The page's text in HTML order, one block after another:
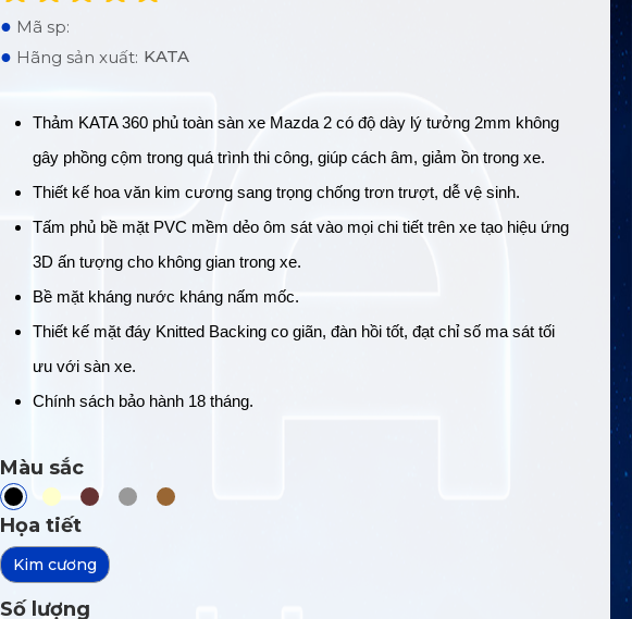
● Mã sp:
● Hãng sản xuất: KATA
Thảm KATA 360 phủ toàn sàn xe Mazda 2 có độ dày lý tưởng 2mm không
gây phồng cộm trong quá trình thi công, giúp cách âm, giảm ồn trong xe.
Thiết kế hoa văn kim cương sang trọng chống trơn trượt, dễ vệ sinh.
Tấm phủ bề mặt PVC mềm dẻo ôm sát vào mọi chi tiết trên xe tạo hiệu ứng
3D ấn tượng cho không gian trong xe.
Bề mặt kháng nước kháng nấm mốc.
Thiết kế mặt đáy Knitted Backing co giãn, đàn hồi tốt, đạt chỉ số ma sát tối
ưu với sàn xe.
Chính sách bảo hành 18 tháng.
Màu sắc
Họa tiết
Kim cương
Số lượng